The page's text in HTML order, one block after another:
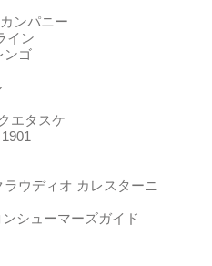
ンパニー
イン
ンゴ
エタスケ
ウディオ カレスターニ
シューマーズガイド